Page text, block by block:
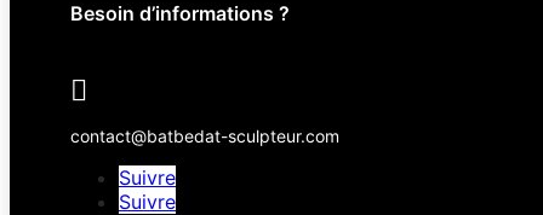
Besoin d’informations ?

contact@batbedat-sculpteur.com
Suivre
Suivre